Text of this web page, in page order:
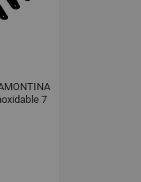
7